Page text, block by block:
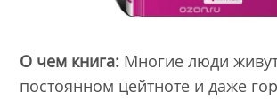
О чем книга: Многие люди
постоянном цейтноте и даже